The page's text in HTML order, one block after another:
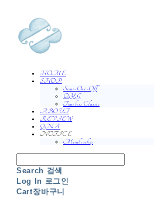
HOME
SHOP
Semi-One-Off
O.Y.G
Timeless Classic
ABOUT
REVIEW
QNA
NOTICE
Membership
Search 검색
Log In 로그인
Cart장바구니